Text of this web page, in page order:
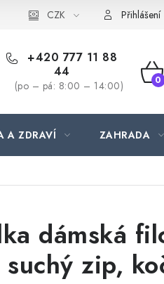
CZK Přihlášení
+420 777 11 88
44
(po – pá: 8:00 – 14:00)
A ZDRAVÍ ZAHRADA
dámská
suchý zip,